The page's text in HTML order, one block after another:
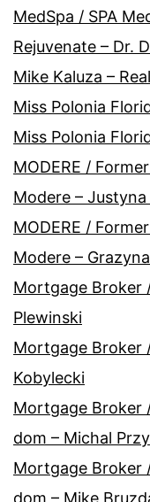
MedSpa / SPA
Rejuvenate – Dr.
Mike Kaluza –
Miss Polonia
Miss Polonia
MODERE /
Modere –
MODERE /
Modere –
Mortgage Broker
Plewinski
Mortgage Broker
Kobylecki
Mortgage Broker
dom – Michal
Mortgage Broker